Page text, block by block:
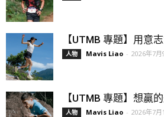
【UTMB 專題】用意
人物 Mavis Liao - 2026年7月
【UTMB 專題】想贏
人物 Mavis Liao - 2026年7月